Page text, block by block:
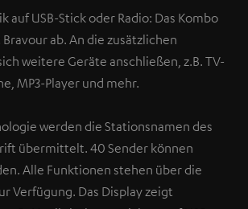
auf USB-Stick oder Radio: Das Kombo
ab. An die zusätzlichen
weitere Geräte anschließen, z.B. TV-
MP3-Player und mehr.
werden die Stationsnamen des
übermittelt. 40 Sender können
Alle Funktionen stehen über die
Verfügung. Das Display zeigt